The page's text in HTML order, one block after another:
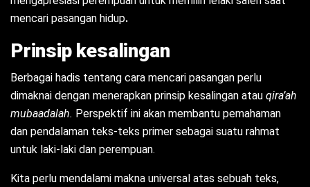
mencari pasangan hidup.
Prinsip kesalingan
Berbagai hadis tentang cara mencari pasangan perlu
dimaknai dengan menerapkan prinsip kesalingan atau qira’ah
mubaadalah. Perspektif ini akan membantu pemahaman
dan pendalaman teks-teks primer sebagai suatu rahmat
untuk laki-laki dan perempuan.
Kita perlu mendalami makna universal atas sebuah teks,